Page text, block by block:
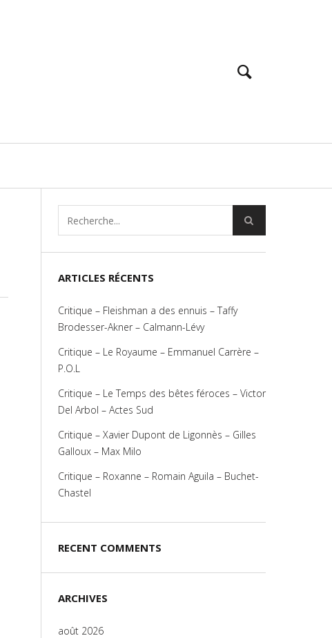
ARTICLES RÉCENTS
Critique – Fleishman a des ennuis – Taffy
Brodesser-Akner – Calmann-Lévy
Critique – Le Royaume – Emmanuel Carrère –
P.O.L
Critique – Le Temps des bêtes féroces – Victor
Del Arbol – Actes Sud
Critique – Xavier Dupont de Ligonnès – Gilles
Galloux – Max Milo
Critique – Roxanne – Romain Aguila – Buchet-
Chastel
RECENT COMMENTS
ARCHIVES
août 2026